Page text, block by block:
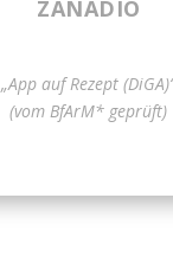
ZANADIO
„App auf Rezept
(vom BfArM* geprüft)